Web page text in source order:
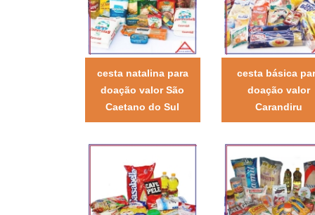
cesta natalina para
doação valor São
Caetano do Sul
cesta básica
doação valor
Carandiru